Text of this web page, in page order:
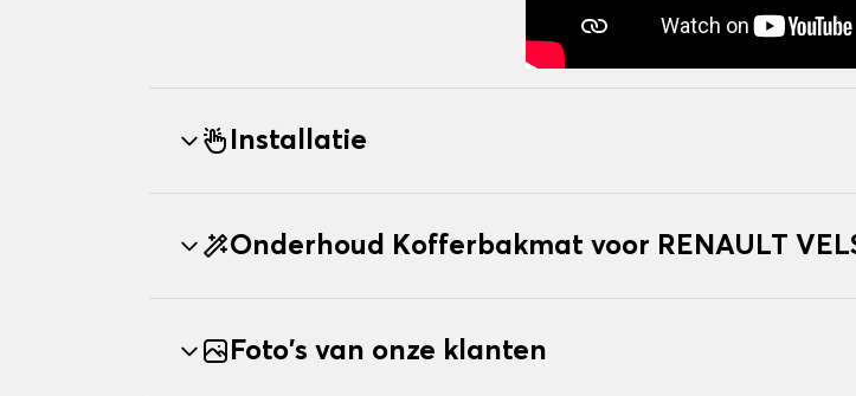
Installatie
Onderhoud Kofferbakmat voor RENAULT
Foto's van onze klanten